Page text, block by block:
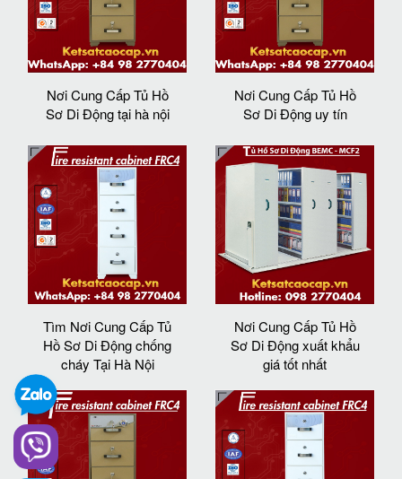
Nơi Cung Cấp Tủ Hồ
Sơ Di Động tại hà nội
Nơi Cung Cấp Tủ Hồ
Sơ Di Động uy tín
Tìm Nơi Cung Cấp Tủ
Hồ Sơ Di Động chống
cháy Tại Hà Nội
Nơi Cung Cấp Tủ Hồ
Sơ Di Động xuất khẩu
giá tốt nhất